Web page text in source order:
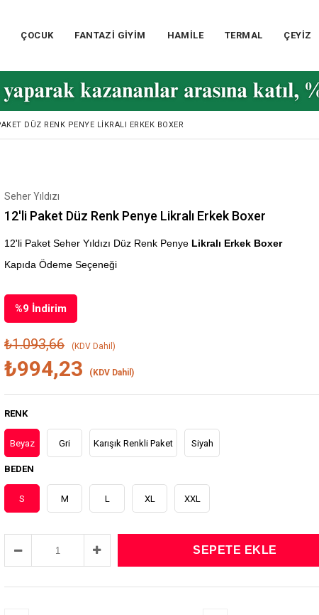
ÇOCUK FANTAZİ GİYİM HAMİLE TERMAL ÇEYİZ
DÜZ RENK PENYE LIKRALI ERKEK BOXER
Seher Yıldızı
12'li Paket Düz Renk Penye Likralı Erkek Boxer
12'li Paket Seher Yıldızı Düz Renk Penye Likralı Erkek Boxer
Kapıda Ödeme Seçeneği
%9 İndirim
₺1.093,66 (KDV Dahil)
₺994,23 (KDV Dahil)
RENK
Beyaz Gri Karışık Renkli Paket Siyah
BEDEN
S M L XL XXL